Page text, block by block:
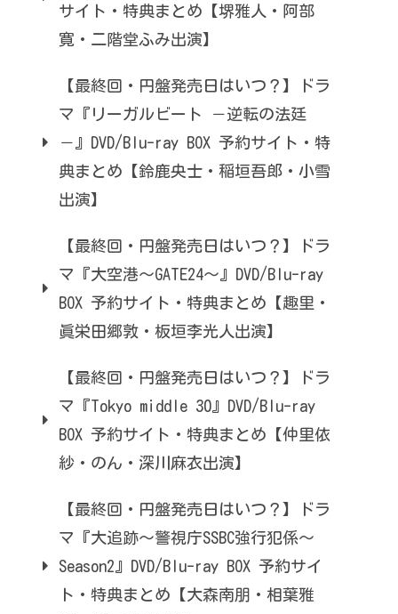
サイト・特典まとめ【堺雅人・阿部
寛・二階堂ふみ出演】
【最終回・円盤発売日はいつ？】ドラ
マ『リーガルビート －逆転の法廷
－』DVD/Blu-ray BOX 予約サイト・特
典まとめ【鈴鹿央士・稲垣吾郎・小雪
出演】
【最終回・円盤発売日はいつ？】ドラ
マ『大空港～GATE24～』DVD/Blu-ray
BOX 予約サイト・特典まとめ【趣里・
眞栄田郷敦・板垣李光人出演】
【最終回・円盤発売日はいつ？】ドラ
マ『Tokyo middle 30』DVD/Blu-ray
BOX 予約サイト・特典まとめ【仲里依
紗・のん・深川麻衣出演】
【最終回・円盤発売日はいつ？】ドラ
マ『大追跡～警視庁SSBC強行犯係～
Season2』DVD/Blu-ray BOX 予約サイ
ト・特典まとめ【大森南朋・相葉雅